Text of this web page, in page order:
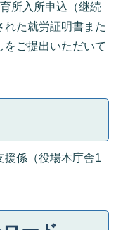
所入所申込（継続
れた就労証明書また
をご提出いただいて
援係（役場本庁舎1